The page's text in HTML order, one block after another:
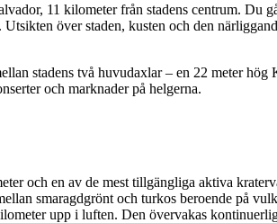
11 kilometer från stadens centrum.
över staden, kusten och den
stadens två huvudaxlar – en 22 meter
och marknader på helgerna.
och en av de mest tillgängliga aktiva
smaragdgrönt och turkos beroende på
upp i luften. Den övervakas